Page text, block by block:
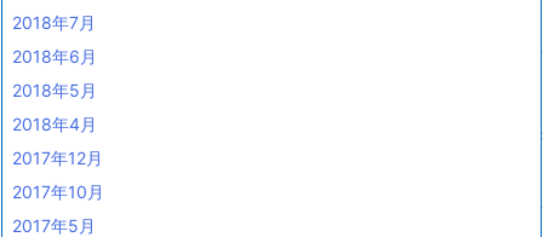
2018年7月
2018年6月
2018年5月
2018年4月
2017年12月
2017年10月
2017年5月